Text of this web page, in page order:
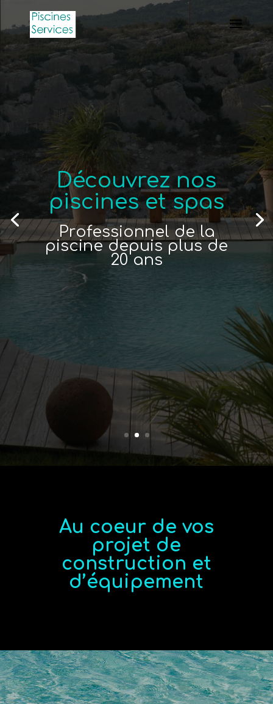
Découvrez nos
piscines et spas
Professionnel de la
piscine depuis plus de
20 ans
Au coeur de vos
projet de
construction et
d’équipement